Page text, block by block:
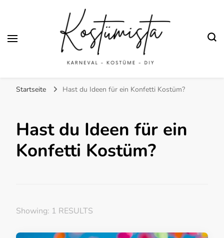
Karneval, Fasching und
Halloween
Startseite Hast du Ideen für ein Konfetti Kostüm?
Hast du Ideen für ein
Konfetti Kostüm?
Showing: 1 RESULTS